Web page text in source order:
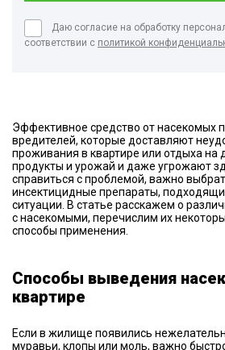
Даю согласие на обработку
соответствии с политикой
Эффективное средство от насекомых
вредителей, которые доставляют
проживания в квартире или отдыха на
продукты и урожай и даже угрожают
справиться с проблемой, важно
инсектицидные препараты,
ситуации. В статье расскажем о
с насекомыми, перечислим их
способы применения.
Способы выведения
квартире
Если в жилище появились
муравьи, клопы или моль, важно